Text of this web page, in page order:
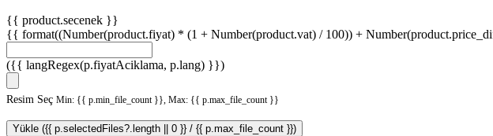
{{ product.secenek }}
{{ format((Number(product.fiyat) * (1 + Number(product.vat) / 100)) +
({{ langRegex(p.fiyatAciklama, p.lang) }})
Resim Seç Min: {{ p.min_file_count }}, Max: {{ p.max_file_count }}
Yükle ({{ p.selectedFiles?.length || 0 }} / {{ p.max_file_count }})